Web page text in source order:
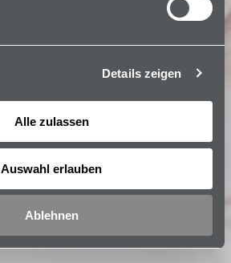
Details zeigen
Alle zulassen
Auswahl erlauben
Ablehnen